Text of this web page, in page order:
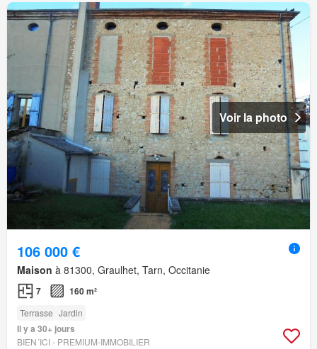
Voir la photo
106 000 €
Maison à 81300, Graulhet, Tarn, Occitanie
7 160 m²
Terrasse Jardin
Il y a 30+ jours
BIEN´ICI - PREMIUM-IMMOBILIER